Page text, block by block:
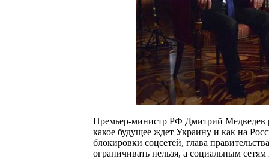
Премьер-министр РФ Дмитрий Медведев
какое будущее ждет Украину и как на
блокировки соцсетей, глава
ограничивать нельзя, а социальным сетям